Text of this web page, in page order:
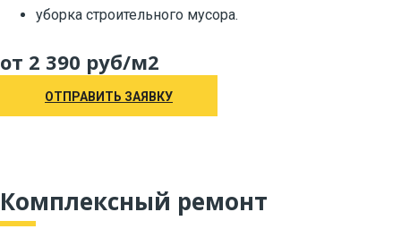
уборка строительного мусора.
от 2 390 руб/м2
ОТПРАВИТЬ ЗАЯВКУ
Комплексный ремонт